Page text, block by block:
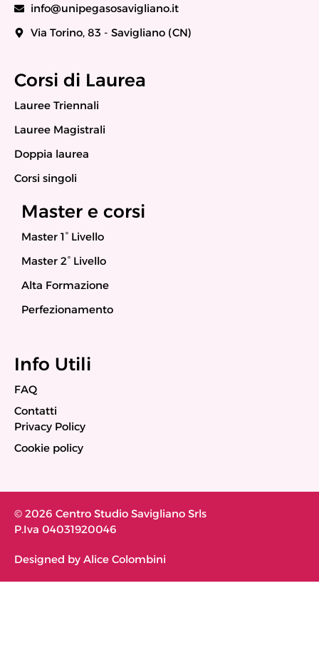
info@unipegasosavigliano.it
Via Torino, 83 - Savigliano (CN)
Corsi di Laurea
Lauree Triennali
Lauree Magistrali
Doppia laurea
Corsi singoli
Master e corsi
Master 1° Livello
Master 2° Livello
Alta Formazione
Perfezionamento
Info Utili
FAQ
Contatti
Privacy Policy
Cookie policy
© 2026 Centro Studio Savigliano Srls
P.Iva 04031920046
Designed by Alice Colombini